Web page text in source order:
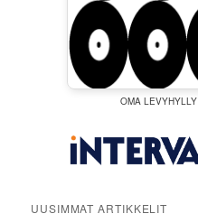
OMA LEVYHYLLY
UUSIMMAT ARTIKKELIT